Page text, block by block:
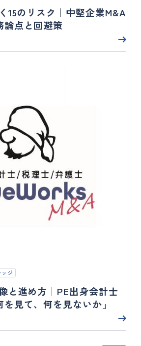
15のリスク｜中堅企業M&A
論点と回避策
ッジ
と進め方｜PE出身会計士
見て、何を見ないか」